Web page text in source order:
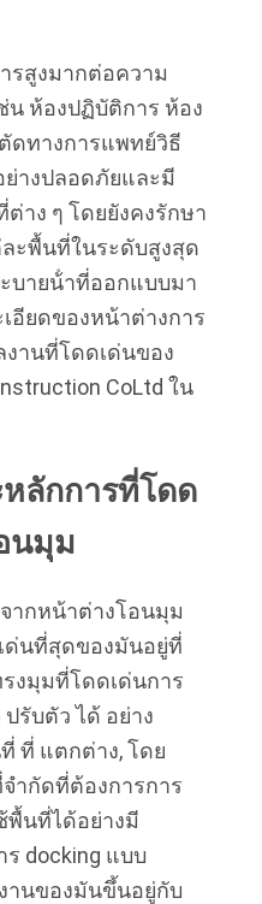
รสูงมากต่อความ
น ห้องปฏิบัติการ ห้อง
ดทางการแพทย์วิธี
างปลอดภัยและมี
าง ๆ โดยยังคงรักษา
ะพื้นที่ในระดับสูงสุด
บายน้ําที่ออกแบบมา
อียดของหน้าต่างการ
านที่โดดเด่นของ
CoLtd ใน
ลักการที่โดด
นมุม
ากหน้าต่างโอนมุม
นที่สุดของมันอยู่ที่
งมุมที่โดดเด่นการ
รับตัว ได้ อย่าง
ที่ แตกต่าง, โดย
ากัดที่ต้องการการ
พื้นที่ได้อย่างมี
docking แบบ
านของมันขึ้นอยู่กับ